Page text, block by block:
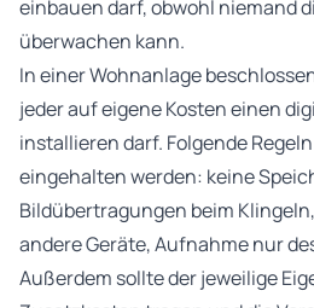
einbauen darf, obwohl niemand
überwachen kann.
In einer Wohnanlage
jeder auf eigene Kosten einen
installieren darf. Folgende
eingehalten werden: keine
Bildübertragungen beim
andere Geräte, Aufnahme nur
Außerdem sollte der jeweilige